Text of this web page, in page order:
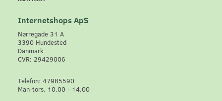
Internetshops ApS
Nørregade 31 A
3390 Hundested
Danmark
CVR: 29429006
Telefon: 47985590
Man-tors. 10.00 - 14.00